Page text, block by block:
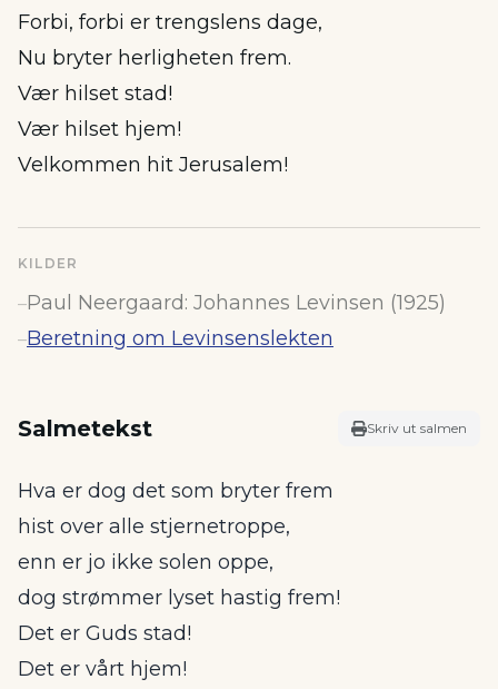
Forbi, forbi er trengslens dage,
Nu bryter herligheten frem.
Vær hilset stad!
Vær hilset hjem!
Velkommen hit Jerusalem!
KILDER
–Paul Neergaard: Johannes Levinsen (1925)
–Beretning om Levinsenslekten
Salmetekst Skriv ut salmen
Hva er dog det som bryter frem
hist over alle stjernetroppe,
enn er jo ikke solen oppe,
dog strømmer lyset hastig frem!
Det er Guds stad!
Det er vårt hjem!